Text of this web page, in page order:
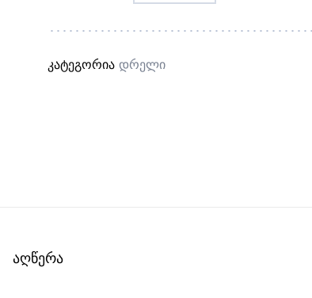
კატეგორია Დრელი
ᲐᲦᲬᲔᲠᲐ